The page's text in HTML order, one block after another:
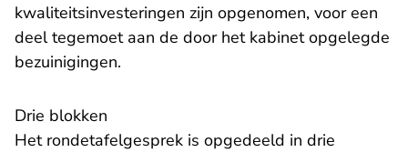
kwaliteitsinvesteringen zijn opgenomen, voor een
deel tegemoet aan de door het kabinet opgelegde
bezuinigingen.
Drie blokken
Het rondetafelgesprek is opgedeeld in drie